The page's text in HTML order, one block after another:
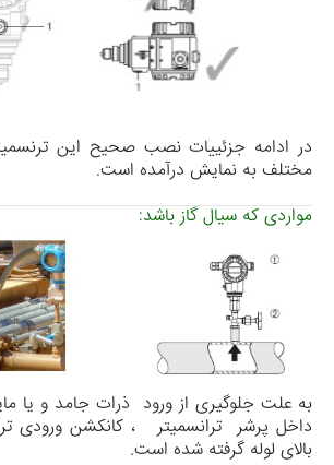
در ادامه جزئییات نصب صحیح این
مختلف به نمایش درآمده است.
مواردی که سیال گاز باشد:
به علت جلوگیری از ورود ذرات جامد و یا
داخل پرشر ترانسمیتر ، کانکشن ورودی
بالای لوله گرفته شده است.